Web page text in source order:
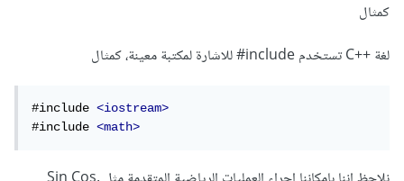
كمثال
لغة ++C تستخدم include# للاشارة لمكتبة معينة، كمثال
#include <iostream>
#include <math>